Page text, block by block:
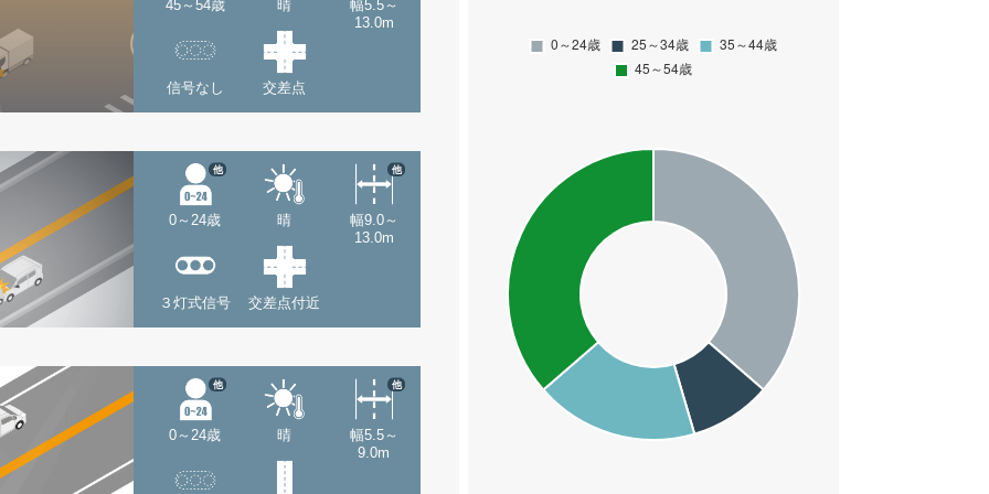
45～54歳 晴
幅5.5～
13.0m
信号なし 交差点
0～24歳
他
晴
幅9.0～
13.0m
他
３灯式信号 交差点付近
0～24歳
他
晴
幅5.5～
9.0m
他